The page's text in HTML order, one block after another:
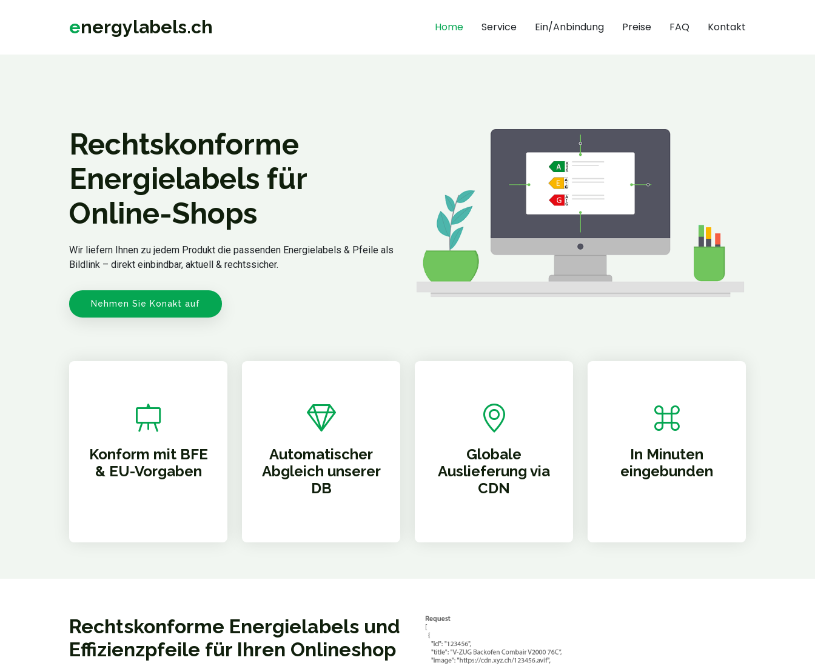
energylabels.ch Home Service Ein/Anbindung Preise FAQ Kontakt
Rechtskonforme
Energielabels für
Online-Shops
Wir liefern Ihnen zu jedem Produkt die passenden Energielabels & Pfeile als
Bildlink – direkt einbindbar, aktuell & rechtssicher.
Nehmen Sie Konakt auf
Konform mit BFE
& EU-Vorgaben
Automatischer
Abgleich unserer
DB
Globale
Auslieferung via
CDN
In Minuten
eingebunden
Rechtskonforme Energielabels und
Effizienzpfeile für Ihren Onlineshop